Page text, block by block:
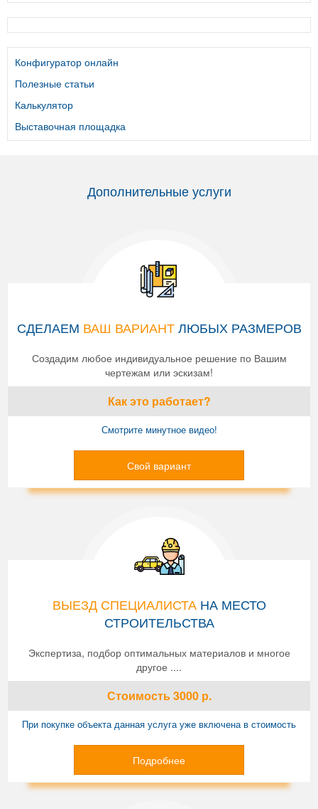
Конфигуратор онлайн
Полезные статьи
Калькулятор
Выставочная площадка
Дополнительные услуги
СДЕЛАЕМ ВАШ ВАРИАНТЛЮБЫХ РАЗМЕРОВ
Создадим любое индивидуальное решение по Вашим
чертежам или эскизам!
Как это работает?
Смотрите минутное видео!
Свой вариант
ВЫЕЗД СПЕЦИАЛИСТАНА МЕСТО
СТРОИТЕЛЬСТВА
Экспертиза, подбор оптимальных материалов и многое
другое ....
Стоимость3000р.
При покупке объекта данная услуга уже включена в стоимость
Подробнее